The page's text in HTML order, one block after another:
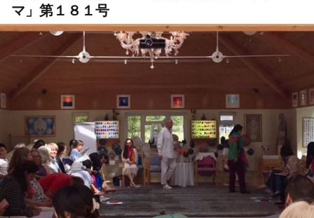
マ」第１８１号